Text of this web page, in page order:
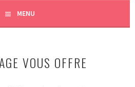
MENU
VOUS OFFRE